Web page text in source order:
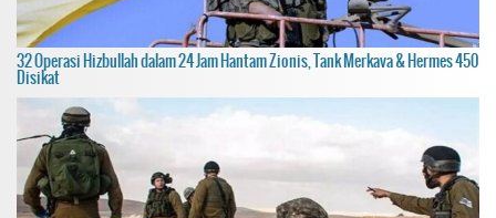
32 Operasi Hizbullah dalam 24 Jam Hantam Zionis, Tank Merkava & Hermes 450
Disikat